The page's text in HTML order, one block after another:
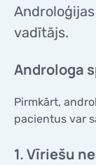
vadītājs.
Androloga
Pirmkārt,
pacientus var
1. Vīriešu